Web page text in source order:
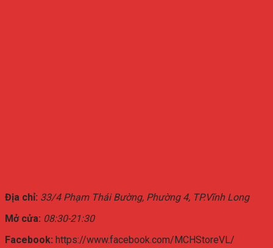
Địa chỉ: 33/4 Phạm Thái Bường, Phường 4, TP.Vĩnh Long
Mở cửa: 08:30-21:30
Facebook: https://www.facebook.com/MCHStoreVL/